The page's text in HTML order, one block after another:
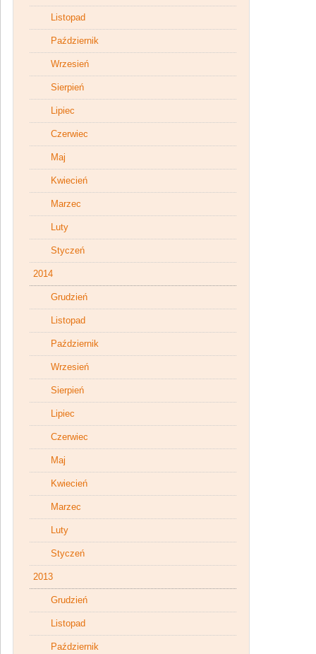
Listopad
Październik
Wrzesień
Sierpień
Lipiec
Czerwiec
Maj
Kwiecień
Marzec
Luty
Styczeń
2014
Grudzień
Listopad
Październik
Wrzesień
Sierpień
Lipiec
Czerwiec
Maj
Kwiecień
Marzec
Luty
Styczeń
2013
Grudzień
Listopad
Październik